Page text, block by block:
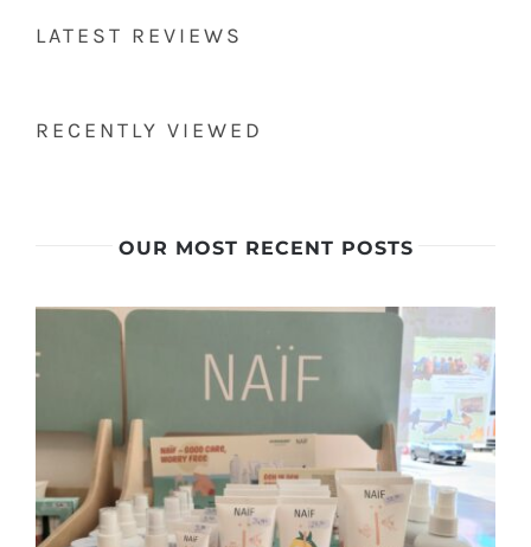
CHF 23.00
LATEST REVIEWS
RECENTLY VIEWED
OUR MOST RECENT POSTS